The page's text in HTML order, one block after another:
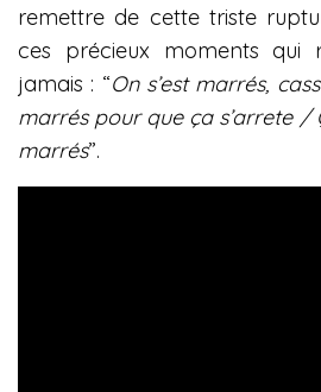
remettre de cette triste
ces précieux moments qui
jamais : “On s’est marrés,
marrés pour que ça s’arrete /
marrés”.